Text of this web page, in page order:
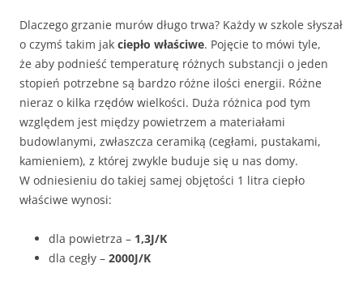
Dlaczego grzanie murów długo trwa? Każdy w szkole słyszał
o czymś takim jak ciepło właściwe. Pojęcie to mówi tyle,
że aby podnieść temperaturę różnych substancji o jeden
stopień potrzebne są bardzo różne ilości energii. Różne
nieraz o kilka rzędów wielkości. Duża różnica pod tym
względem jest między powietrzem a materiałami
budowlanymi, zwłaszcza ceramiką (cegłami, pustakami,
kamieniem), z której zwykle buduje się u nas domy.
W odniesieniu do takiej samej objętości 1 litra ciepło
właściwe wynosi:
dla powietrza – 1,3J/K
dla cegły – 2000J/K